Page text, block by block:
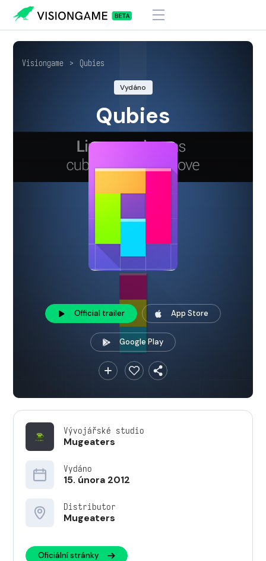
Visiongame > Qubies
Vydáno
Qubies
Official trailer App Store
Google Play
Vývojářské studio
Mugeaters
Vydáno
15. února 2012
Distributor
Mugeaters
Oficiální stránky